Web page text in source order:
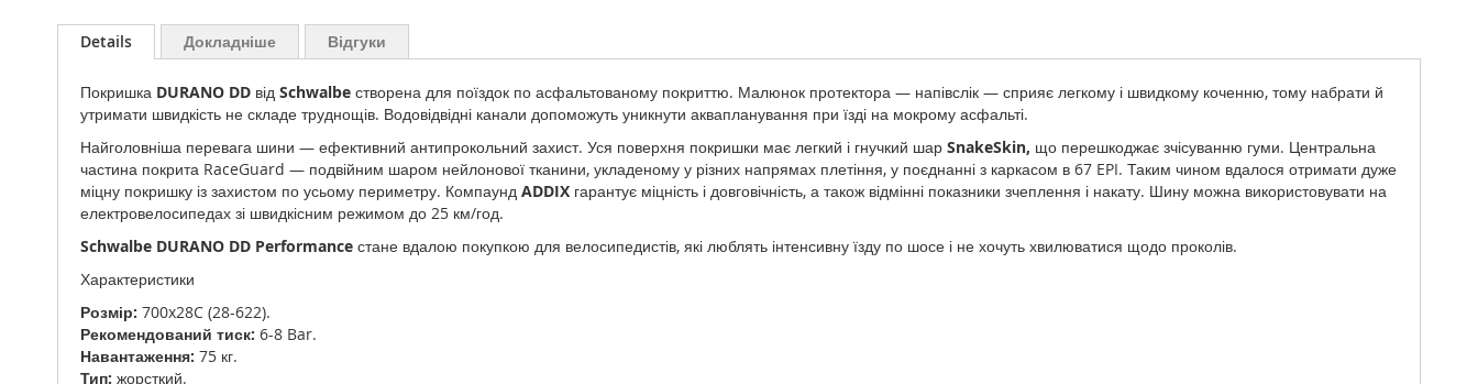
до
початку
зображень
Details
Покришка DURANO DD від Schwalbe створена для поїздок по асфальтованому покриттю. Малюнок протектора — напівслік — сприяє легкому і швидкому коченню, тому набрати й
утримати швидкість не складе труднощів. Водовідвідні канали допоможуть уникнути аквапланування при їзді на мокрому асфальті.
Найголовніша перевага шини — ефективний антипрокольний захист. Уся поверхня покришки має легкий і гнучкий шар SnakeSkin, що перешкоджає зчісуванню гуми. Центральна
частина покрита RaceGuard — подвійним шаром нейлонової тканини, укладеному у різних напрямах плетіння, у поєднанні з каркасом в 67 EPI. Таким чином вдалося отримати дуже
міцну покришку із захистом по усьому периметру. Компаунд ADDIX гарантує міцність і довговічність, а також відмінні показники зчеплення і накату. Шину можна використовувати на
електровелосипедах зі швидкісним режимом до 25 км/год.
Schwalbe DURANO DD Performance стане вдалою покупкою для велосипедистів, які люблять інтенсивну їзду по шосе і не хочуть хвилюватися щодо проколів.
Характеристики
Розмір: 700x28C (28-622).
Рекомендований тиск: 6-8 Bar.
Навантаження: 75 кг.
Тип: жорсткий.
Докладніше Відгуки